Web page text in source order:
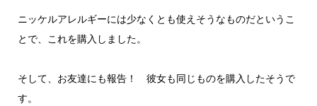
ニッケルアレルギーには少なくとも使えそうなものだというこ
とで、これを購入しました。
そして、お友達にも報告！ 彼女も同じものを購入したそうで
す。